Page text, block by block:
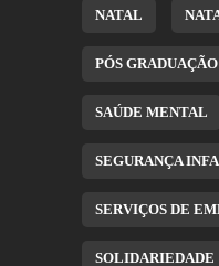
NATAL
PÓS GRADUAÇÃO
SAÚDE MENTAL
SEGURANÇA
SERVIÇOS DE
SOLIDARIEDADE